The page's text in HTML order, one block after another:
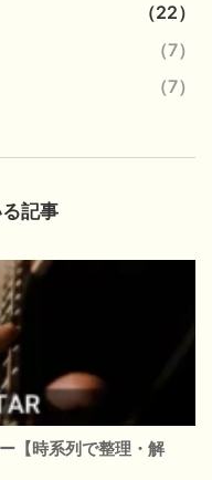
22
7
7
記事
【時系列で整理・解